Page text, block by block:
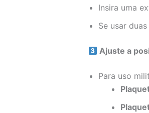
Insira uma
Se usar
Ajuste a
Para uso